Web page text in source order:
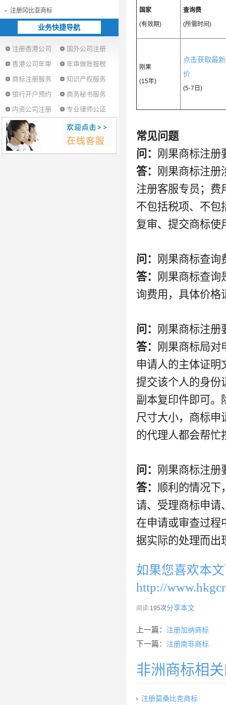
注册冈比亚商标
业务快捷导航
注册香港公司
国外公司注册
香港公司年审
年审做账报税
商标注册服务
知识产权服务
银行开户预约
商务秘书服务
内资公司注册
专业律师公证
国家
(有效期)
查询费
(所需时间)
刚果
(15年)
点击获取最
价
(5-7日)
常见问题
问：
刚果商标注册
答：
刚果商标注册
注册客服专员；费
不包括税项、不包
复审、提交商标使
问：
刚果商标查询
答：
刚果商标查询
询费用，具体价格
问：
刚果商标注册
答：
刚果商标局对
申请人的主体证明
提交该个人的身份
副本复印件即可。
尺寸大小，商标申
的代理人都会帮忙
问：
刚果商标注册
答： 顺利的情况下
请、受理商标申请
在申请或审查过程
据实际的处理而出
如果您喜欢本
http://
阅读:195次分享本文
上一篇： 注册加纳商标
下一篇： 注册南非商标
非洲商标相
注册莫桑比克商标